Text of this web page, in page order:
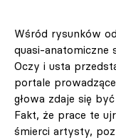
Wśród rysunków
quasi-anatomiczne
Oczy i usta
portale
głowa zdaje się
Fakt, że prace te
śmierci artysty,